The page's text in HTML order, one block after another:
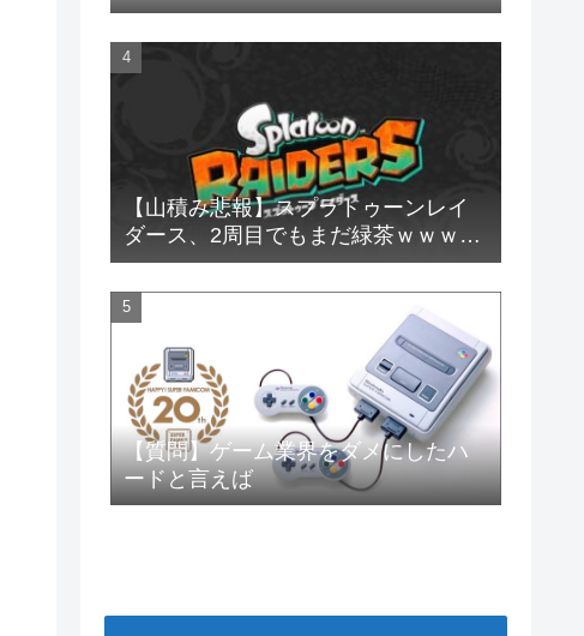
ｗｗ
【山積み悲報】スプラトゥーンレイ
ダース、2周目でもまだ緑茶ｗｗｗｗ
ｗｗ
【質問】ゲーム業界をダメにしたハ
ードと言えば